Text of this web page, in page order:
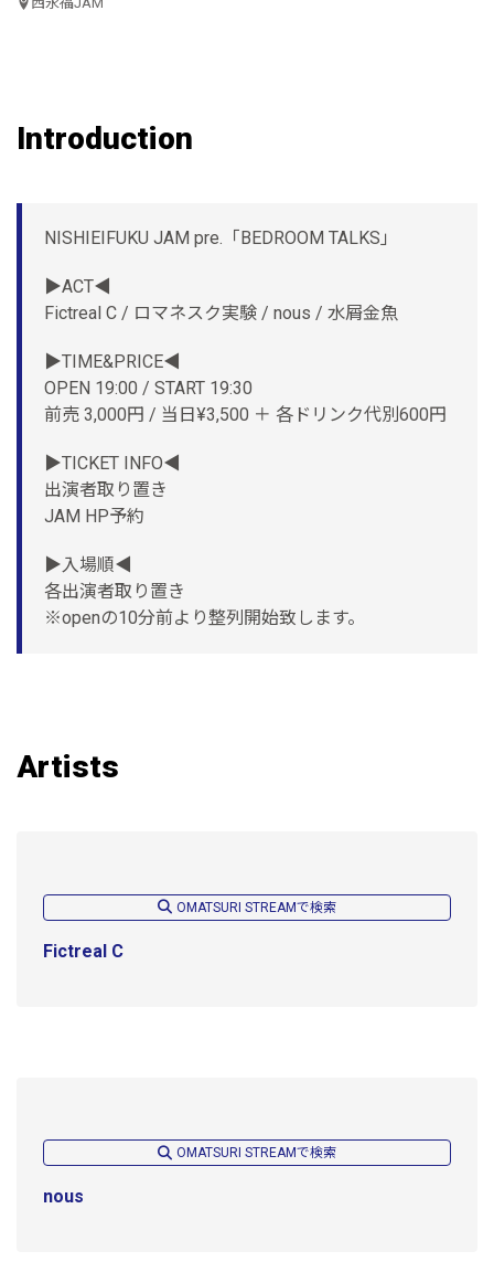
Introduction
NISHIEIFUKU JAM pre.「BEDROOM TALKS」
▶︎ACT◀︎
Fictreal C / ロマネスク実験 / nous / 水屑金魚
▶︎TIME&PRICE◀︎
OPEN 19:00 / START 19:30
前売 3,000円 / 当日¥3,500 ＋ 各ドリンク代別600円
▶︎TICKET INFO◀︎
出演者取り置き
JAM HP予約
▶︎入場順◀︎
各出演者取り置き
※openの10分前より整列開始致します。
Artists
OMATSURI STREAMで検索
Fictreal C
OMATSURI STREAMで検索
nous